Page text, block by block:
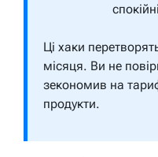
Ці хаки
місяця. Ви не
зекономив на
продукти.